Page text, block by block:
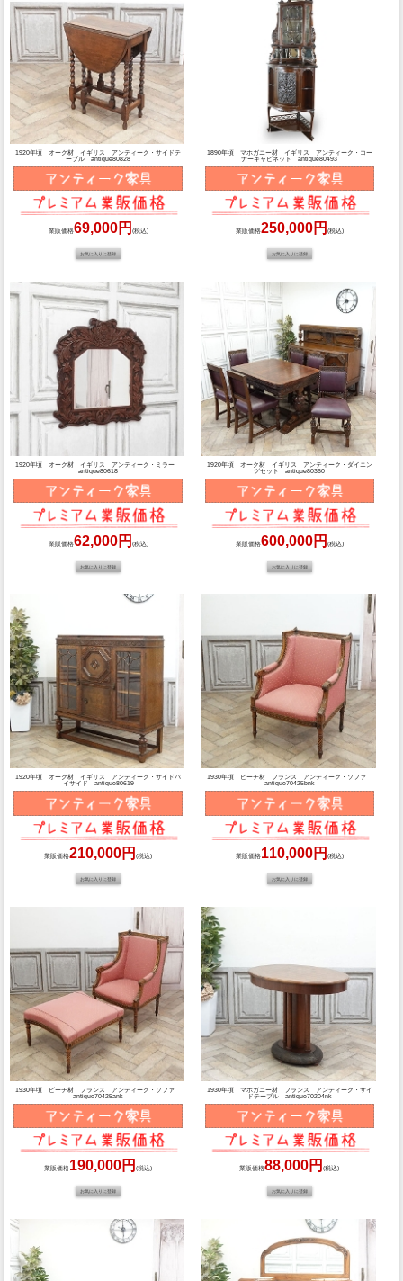
1920年頃 オーク材 イギリス アンティーク・サイドテ
ーブル antique80828
業販価格69,000円 (税込)
1890年頃 マホガニー材 イギリス アンティーク・コー
ナーキャビネット antique80493
業販価格250,000円 (税込)
1920年頃 オーク材 イギリス アンティーク・ミラー
antique80618
業販価格62,000円 (税込)
1920年頃 オーク材 イギリス アンティーク・ダイニン
グセット antique80360
業販価格600,000円 (税込)
1920年頃 オーク材 イギリス アンティーク・サイドバ
イサイド antique80619
業販価格210,000円(税込)
1930年頃 ビーチ材 フランス アンティーク・ソファ
antique70425bnk
業販価格110,000円 (税込)
1930年頃 ビーチ材 フランス アンティーク・ソファ
antique70425ank
業販価格190,000円(税込)
1930年頃 マホガニー材 フランス アンティーク・サイ
ドテーブル antique70204nk
業販価格88,000円(税込)